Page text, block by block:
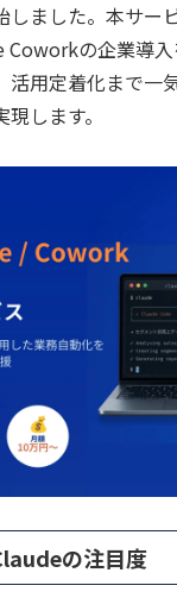
しました。本サー
Coworkの企業導
活用定着化まで一
します。
の注目度